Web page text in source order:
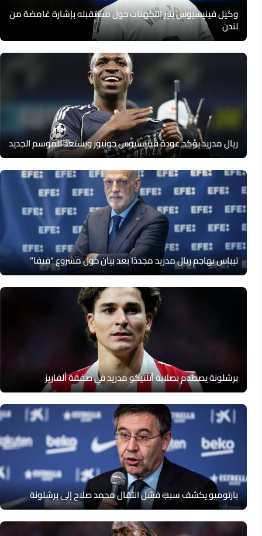
وكيل فينيسيوس يثير التكهنات حول مستقبله بإشارة غامضة من
لندن
ريال مدريد يؤكد عودة فينيسيوس جونيور ويستعد للموسم الجديد
تيباس يهاجم ريال مدريد مجددًا بعد بيان حول مشروع “فيفا”
برشلونة يصطدم بصلابة أتلتيكو مدريد في صفقة ألفاريز
بارتوميو يكشف سبب فشل انتقال محمد صلاح إلى برشلونة